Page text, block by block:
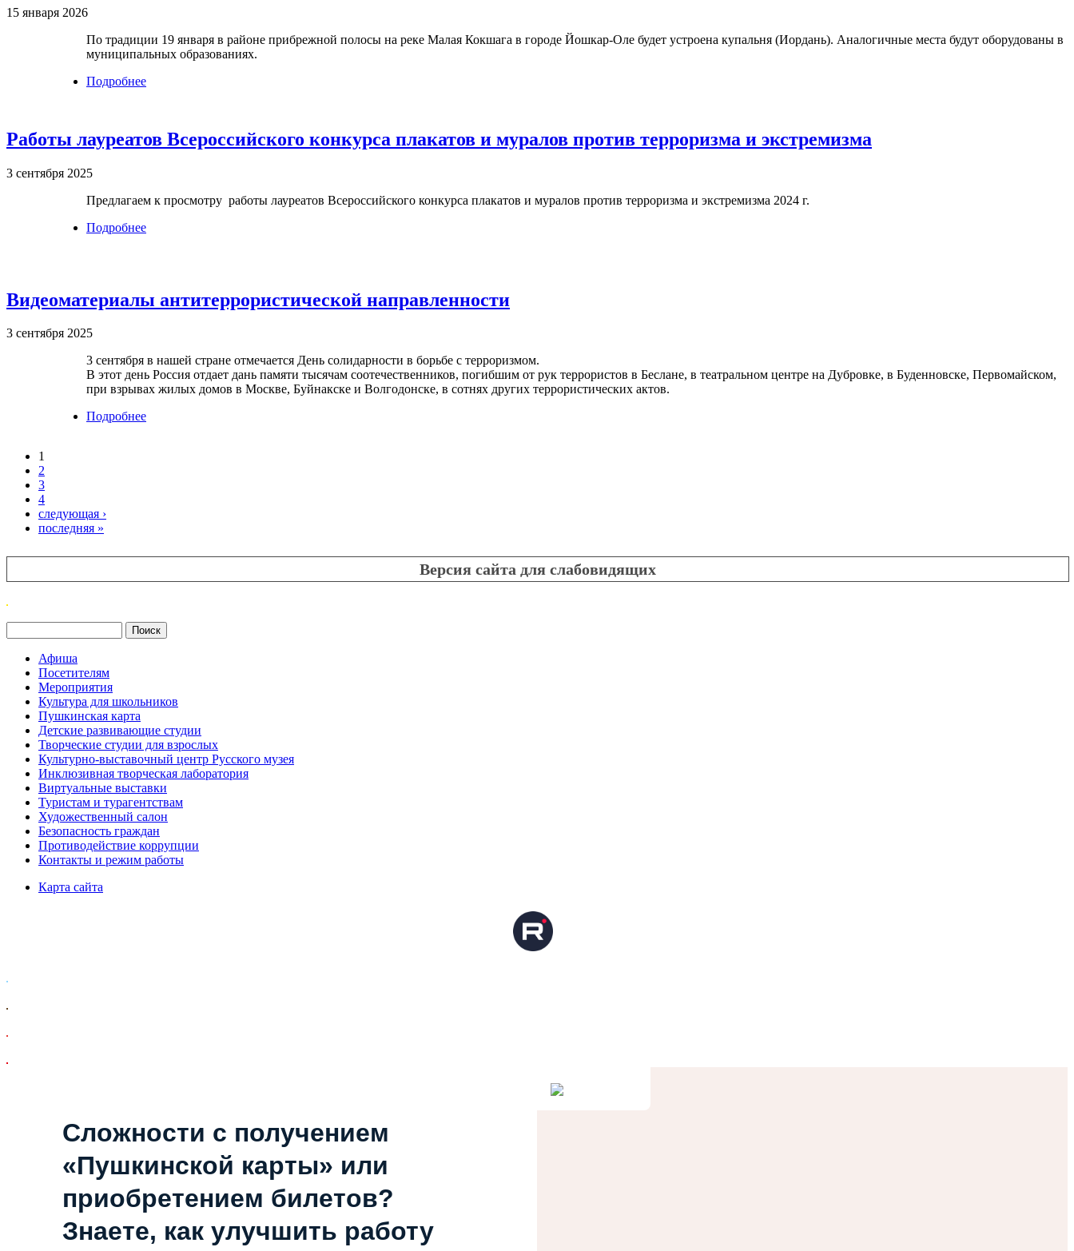
15 января 2026
По традиции 19 января в районе прибрежной полосы на реке Малая Кокшага в городе Йошкар-Оле будет устроена купальня (Иордань). Аналогичные места будут оборудованы в
муниципальных образованиях.
Подробнее
Работы лауреатов Всероссийского конкурса плакатов и муралов против терроризма и экстремизма
3 сентября 2025
Предлагаем к просмотру работы лауреатов Всероссийского конкурса плакатов и муралов против терроризма и экстремизма 2024 г.
Подробнее
Видеоматериалы антитеррористической направленности
3 сентября 2025
3 сентября в нашей стране отмечается День солидарности в борьбе с терроризмом.
В этот день Россия отдает дань памяти тысячам соотечественников, погибшим от рук террористов в Беслане, в театральном центре на Дубровке, в Буденновске, Первомайском,
при взрывах жилых домов в Москве, Буйнакске и Волгодонске, в сотнях других террористических актов.
Подробнее
Страницы
1
2
3
4
следующая ›
последняя »
Версия сайта для слабовидящих
Форма поиска
Афиша
Посетителям
Мероприятия
Культура для школьников
Пушкинская карта
Детские развивающие студии
Творческие студии для взрослых
Культурно-выставочный центр Русского музея
Инклюзивная творческая лаборатория
Виртуальные выставки
Туристам и турагентствам
Художественный салон
Безопасность граждан
Противодействие коррупции
Контакты и режим работы
Карта сайта
Сложности с получением
«Пушкинской карты» или
приобретением билетов?
Знаете, как улучшить работу